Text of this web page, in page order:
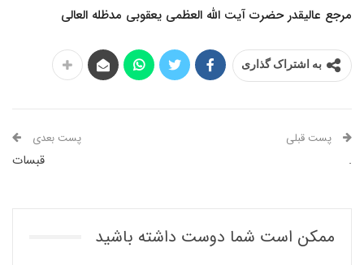
مرجع عالیقدر حضرت آیت الله العظمی یعقوبی مدظله العالی
به اشتراک گذاری
پست قبلی
.
پست بعدی
قبسات
ممکن است شما دوست داشته باشید